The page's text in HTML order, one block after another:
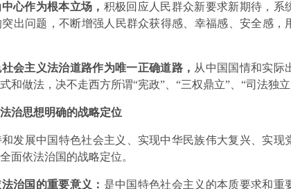
心作为根本立场， 积极回应人民群众新要求新期待，系
出问题，不断增强人民群众获得感、幸福感、安全感，
会主义法治道路作为唯一正确道路， 从中国国情和实际
和做法，决不走西方所谓“宪政”、“三权鼎立”、“司法独立
治思想明确的战略定位
发展中国特色社会主义、实现中华民族伟大复兴、实现
面依法治国的战略定位。
治国的重要意义： 是中国特色社会主义的本质要求和重